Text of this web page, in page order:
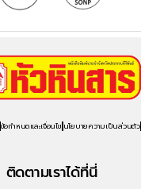
ข้อกำหนดและเงื่อนไข นโยบายความเป็นส่วนตัว
ติดตามเราได้ที่นี่